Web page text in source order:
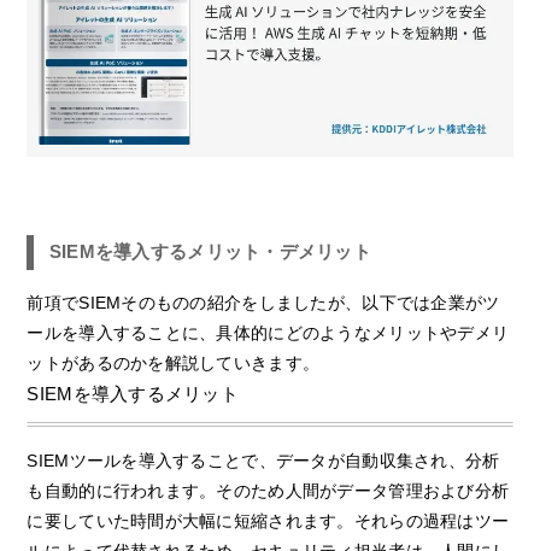
SIEMを導入するメリット・デメリット
前項でSIEMそのものの紹介をしましたが、以下では企業がツ
ールを導入することに、具体的にどのようなメリットやデメリ
ットがあるのかを解説していきます。
SIEMを導入するメリット
SIEMツールを導入することで、データが自動収集され、分析
も自動的に行われます。そのため人間がデータ管理および分析
に要していた時間が大幅に短縮されます。それらの過程はツー